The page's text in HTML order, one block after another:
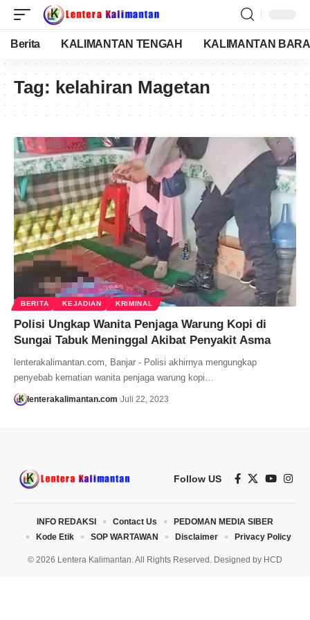
Berita KALIMANTAN TENGAH KALIMANTAN
Tag: kelahiran Magetan
BERITA KEJADIAN KRIMINAL
Polisi Ungkap Wanita Penjaga Warung Kopi di
Sungai Tabuk Meninggal Akibat Penyakit Asma
lenterakalimantan.com, Banjar - Polisi akhirnya mengungkap
penyebab kematian wanita penjaga warung kopi…
lenterakalimantan.com Juli 22, 2023
Follow US
© 2026 Lentera Kalimantan. All Rights Reserved. Designed by HCD
INFO REDAKSI Contact Us
PEDOMAN MEDIA SIBER
Kode Etik
SOP WARTAWAN Disclaimer Privacy Policy